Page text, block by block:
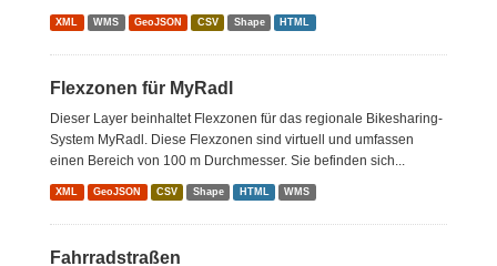
XML WMS GeoJSON CSV Shape HTML
Flexzonen für MyRadl
Dieser Layer beinhaltet Flexzonen für das regionale Bikesharing-
System MyRadl. Diese Flexzonen sind virtuell und umfassen
einen Bereich von 100 m Durchmesser. Sie befinden sich...
XML GeoJSON CSV Shape HTML WMS
Fahrradstraßen